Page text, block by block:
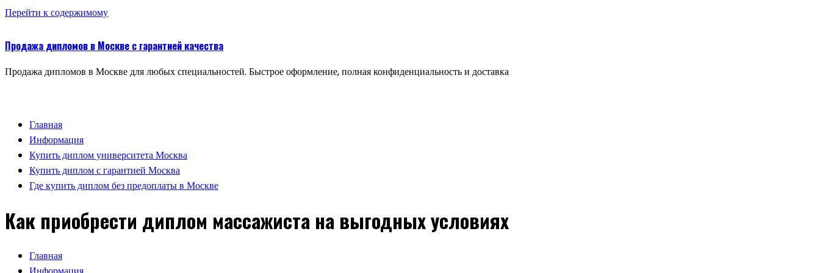
Перейти к содержимому
Продажа дипломов в Москве с гарантией качества
Продажа дипломов в Москве для любых специальностей. Быстрое оформление, полная конфиденциальность и доставка
Главная
Информация
Купить диплом университета Москва
Купить диплом с гарантией Москва
Где купить диплом без предоплаты в Москве
Как приобрести диплом массажиста на выгодных условиях
Главная